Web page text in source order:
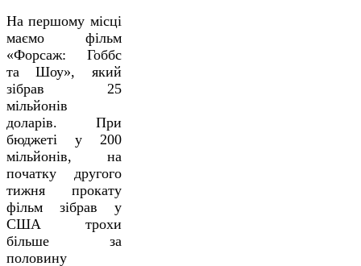
На першому місці
маємо фільм
«Форсаж: Гоббс
та Шоу», який
зібрав 25
мільйонів
доларів. При
бюджеті у 200
мільйонів, на
початку другого
тижня прокату
фільм зібрав у
США трохи
більше за
половину